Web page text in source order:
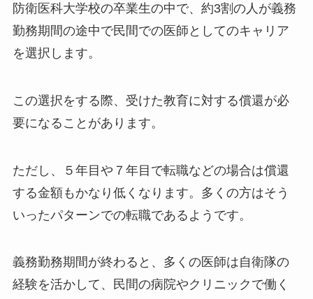
防衛医科大学校の卒業生の中で、約3割の人が義務
勤務期間の途中で民間での医師としてのキャリア
を選択します。
この選択をする際、受けた教育に対する償還が必
要になることがあります。
ただし、５年目や７年目で転職などの場合は償還
する金額もかなり低くなります。多くの方はそう
いったパターンでの転職であるようです。
義務勤務期間が終わると、多くの医師は自衛隊の
経験を活かして、民間の病院やクリニックで働く